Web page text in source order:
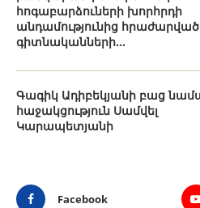
հոգաբարձուների խորհրդի
անդամությունից հրաժարված
գիտնականների...
Գագիկ Ադիբեկյանի բաց
հաջակցություն Սամվել
Կարապետյանի
Facebook